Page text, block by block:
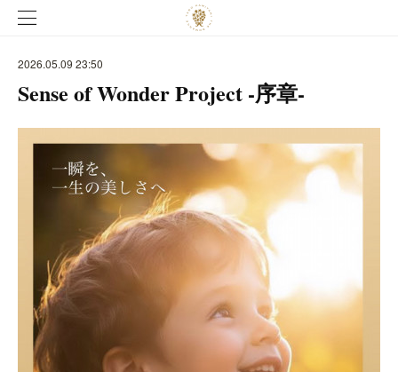
2026.05.09 23:50
Sense of Wonder Project -序章-